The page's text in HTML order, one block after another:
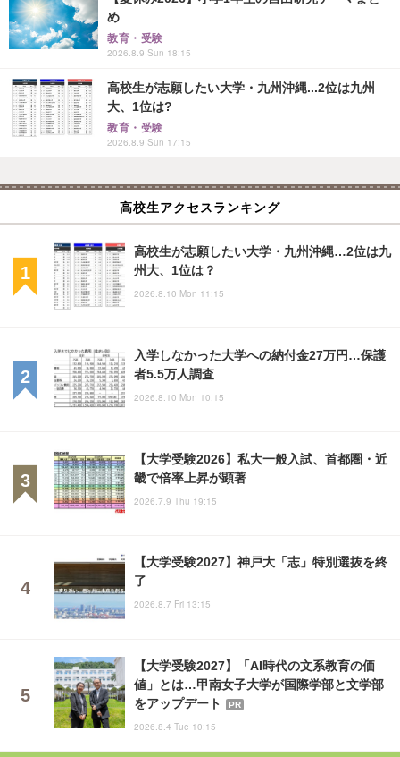
め
教育・受験
2026.8.9 Sun 18:15
高校生が志願したい大学・九州沖縄...2位は九州
大、1位は?
教育・受験
2026.8.9 Sun 17:15
高校生アクセスランキング
高校生が志願したい大学・九州沖縄…2位は九
州大、1位は？
2026.8.10 Mon 11:15
入学しなかった大学への納付金27万円…保護
者5.5万人調査
2026.8.10 Mon 10:15
【大学受験2026】私大一般入試、首都圏・近
畿で倍率上昇が顕著
2026.7.9 Thu 19:15
【大学受験2027】神戸大「志」特別選抜を終
了
2026.8.7 Fri 13:15
【大学受験2027】「AI時代の文系教育の価
値」とは…甲南女子大学が国際学部と文学部
をアップデート
PR
2026.8.4 Tue 10:15